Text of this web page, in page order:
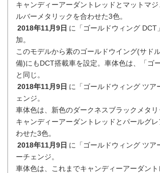
キャンディーアーダントレッドとマットマ
ルバーメタリックを合わせた3色。
2018年11月9日 に「ゴールドウィング DCT
加。
このモデルから素のゴールドウイング(サド
備)にもDCT搭載車を設定。車体色は、「ゴ
と同じ。
2018年11月9日 に「ゴールドウィング ツア
ェンジ。
車体色は、新色のダークネスブラックメタ
キャンディーアーダントレッドとパールグ
わせた3色。
2018年11月9日 に「ゴールドウィング ツア
ーチェンジ。
車体色は、これまでキャンディーアーダント